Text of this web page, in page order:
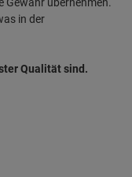
in der
Qualität sind.